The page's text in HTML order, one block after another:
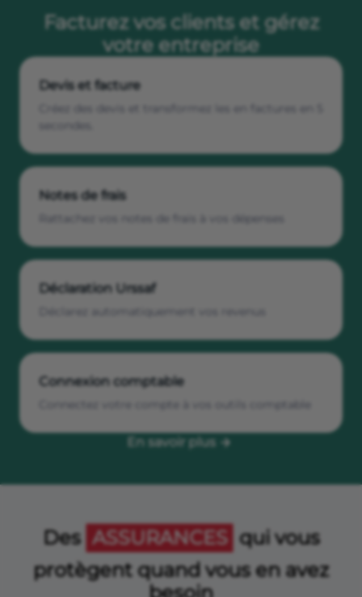
Facturez vos clients et gérez
votre entreprise
Devis et facture
Notes de frais
Rattachez vos notes de frais à vos dépenses
Déclaration Urssaf
Connexion comptable
En savoir plus
Des ASSURANCES qui vous
protègent quand vous en avez